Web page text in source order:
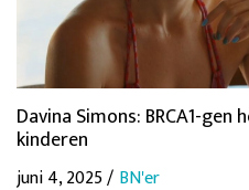
Davina Simons: BRCA1-
kinderen
juni 4, 2025 / BN'er